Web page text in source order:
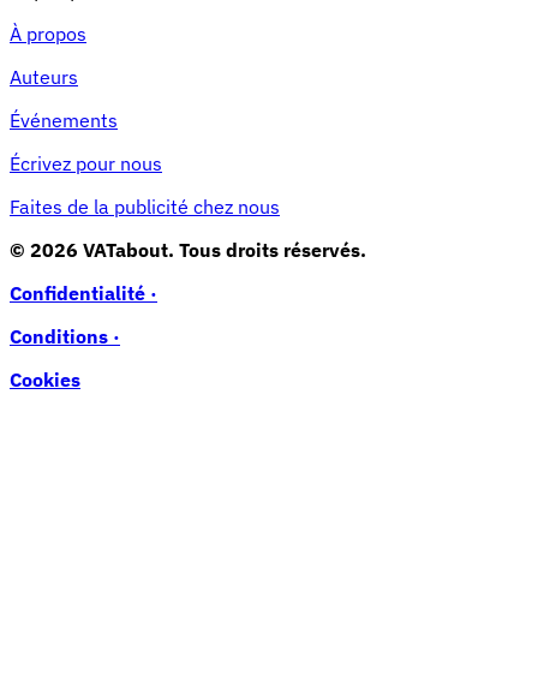
À propos
Auteurs
Événements
Écrivez pour nous
Faites de la publicité chez nous
© 2026 VATabout. Tous droits réservés.
Confidentialité ·
Conditions ·
Cookies